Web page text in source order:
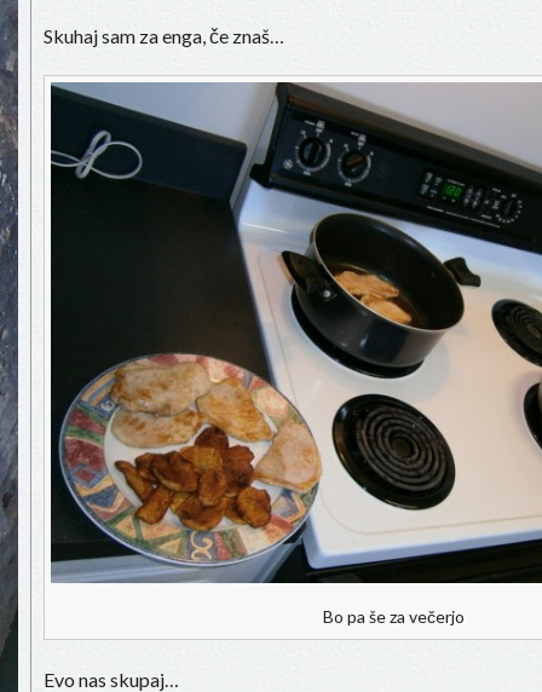
Skuhaj sam za enga, če znaš…
Bo pa še za večerjo
Evo nas skupaj…